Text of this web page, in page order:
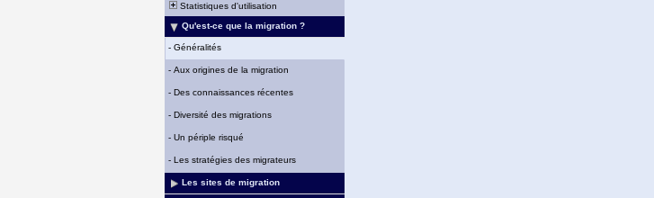
Statistiques d'utilisation
Qu'est-ce que la migration ?
- Généralités
- Aux origines de la migration
- Des connaissances récentes
- Diversité des migrations
- Un périple risqué
- Les stratégies des migrateurs
Les sites de migration